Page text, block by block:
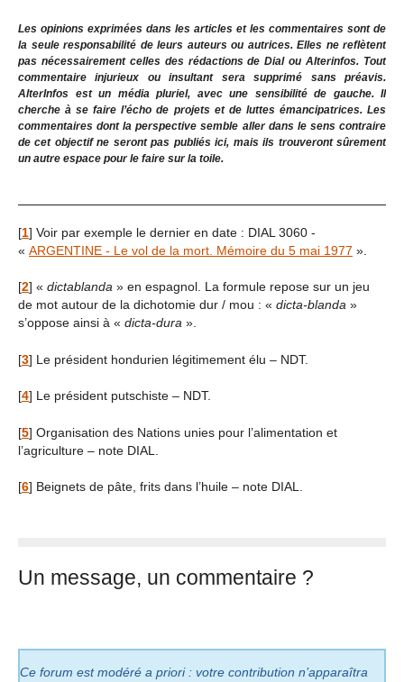
Les opinions exprimées dans les articles et les commentaires sont de
la seule responsabilité de leurs auteurs ou autrices. Elles ne reflètent
pas nécessairement celles des rédactions de Dial ou Alterinfos. Tout
commentaire injurieux ou insultant sera supprimé sans préavis.
AlterInfos est un média pluriel, avec une sensibilité de gauche. Il
cherche à se faire l’écho de projets et de luttes émancipatrices. Les
commentaires dont la perspective semble aller dans le sens contraire
de cet objectif ne seront pas publiés ici, mais ils trouveront sûrement
un autre espace pour le faire sur la toile.
[1] Voir par exemple le dernier en date : DIAL 3060 -
« ARGENTINE - Le vol de la mort. Mémoire du 5 mai 1977 ».
[2] « dictablanda » en espagnol. La formule repose sur un jeu
de mot autour de la dichotomie dur / mou : « dicta-blanda »
s’oppose ainsi à « dicta-dura ».
[3] Le président hondurien légitimement élu – NDT.
[4] Le président putschiste – NDT.
[5] Organisation des Nations unies pour l’alimentation et
l’agriculture – note DIAL.
[6] Beignets de pâte, frits dans l’huile – note DIAL.
Un message, un commentaire ?
Ce forum est modéré a priori : votre contribution n’apparaîtra